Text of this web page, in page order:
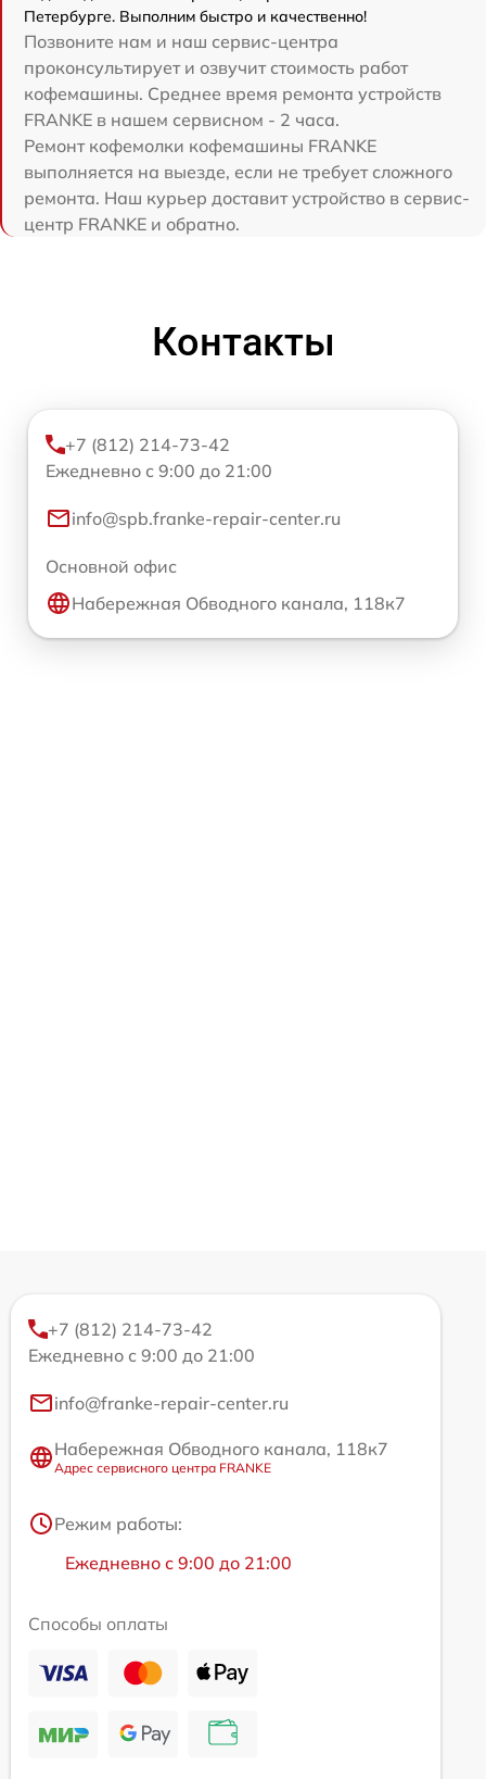
Петербурге. Выполним быстро и качественно!
Позвоните нам и наш сервис-центра
проконсультирует и озвучит стоимость работ
кофемашины. Среднее время ремонта устройств
FRANKE в нашем сервисном - 2 часа.
Ремонт кофемолки кофемашины FRANKE
выполняется на выезде, если не требует сложного
ремонта. Наш курьер доставит устройство в сервис-
центр FRANKE и обратно.
Контакты
+7 (812) 214-73-42
Ежедневно с 9:00 до 21:00
info@spb.franke-repair-center.ru
Основной офис
Набережная Обводного канала, 118к7
+7 (812) 214-73-42
Ежедневно с 9:00 до 21:00
info@franke-repair-center.ru
Набережная Обводного канала, 118к7
Адрес сервисного центра FRANKE
Режим работы:
Ежедневно с 9:00 до 21:00
Способы оплаты